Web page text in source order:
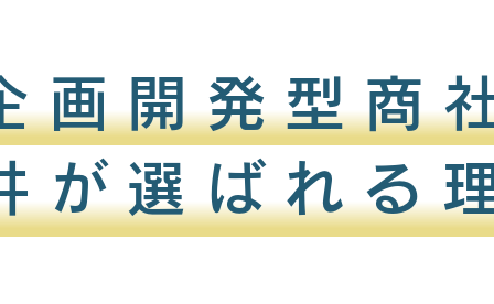
画開発型商
が 選ばれる